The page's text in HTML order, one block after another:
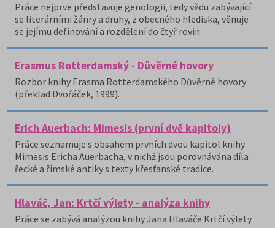
Práce nejprve představuje genologii, tedy vědu zabývající
se literárními žánry a druhy, z obecného hlediska, věnuje
se jejímu definování a rozdělení do čtyř rovin.
Erasmus Rotterdamský - Důvěrné hovory
Rozbor knihy Erasma Rotterdamského Důvěrné hovory
(překlad Dvořáček, 1999).
Erich Auerbach: Mimesis (první dvě kapitoly)
Práce seznamuje s obsahem prvních dvou kapitol knihy
Mimesis Ericha Auerbacha, v nichž jsou porovnávána díla
řecké a římské antiky s texty křesťanské tradice.
Hlaváč, Jan: Krtčí výlety - analýza knihy
Práce se zabývá analýzou knihy Jana Hlaváče Krtčí výlety.